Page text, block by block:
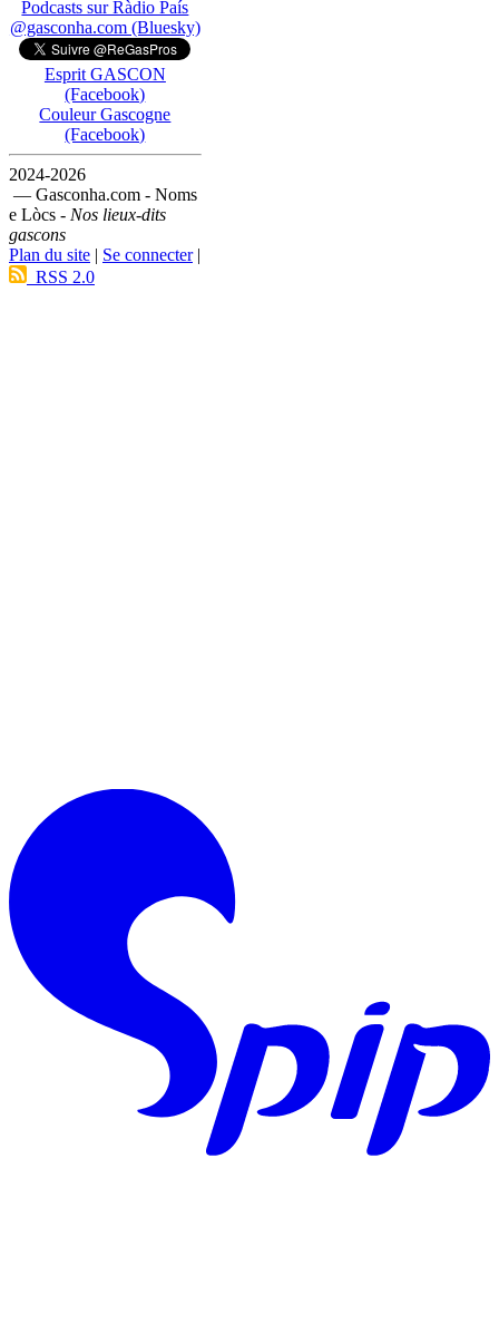
Podcasts sur Ràdio País
@gasconha.com (Bluesky)
Esprit GASCON
(Facebook)
Couleur Gascogne
(Facebook)
2024-2026
— Gasconha.com - Noms
e Lòcs - Nos lieux-dits
gascons
Plan du site | Se connecter|
RSS 2.0